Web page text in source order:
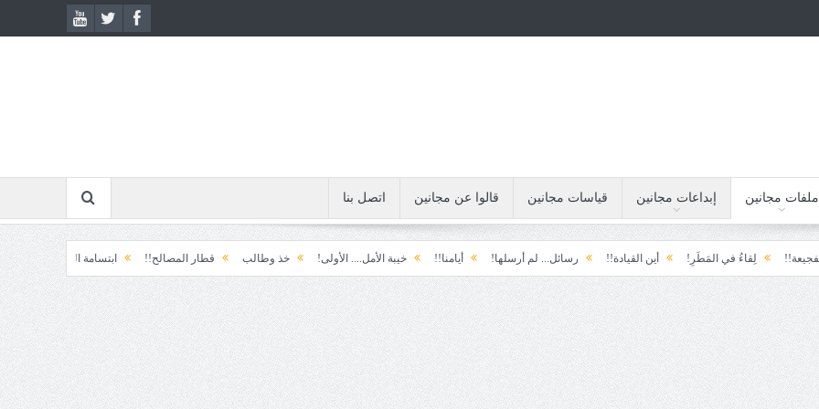
ملفات مجانين إبداعات مجانين قياسات مجانين قالوا عن مجانين اتصل بنا
لِقاءُ في المَطَرِ! أين القيادة!! رسائل... لم أرسلها! أيامنا!! خيبة الأمل.... الأولى! خذ وطالب قطار المصالح!! ابتسامة الطوارئ! المكوّن وما